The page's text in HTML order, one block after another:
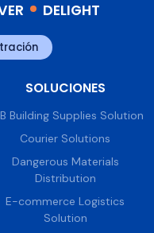
DELIGHT
SOLUCIONES
Building Supplies Solution
Courier Solutions
Dangerous Materials
Distribution
E-commerce Logistics
Solution